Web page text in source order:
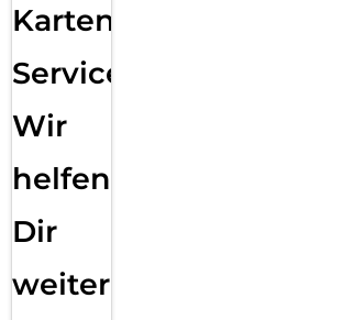
Karten
Service:
Wir
helfen
Dir
weiter